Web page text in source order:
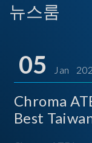
뉴스룸
05 Jan
Chroma
Best